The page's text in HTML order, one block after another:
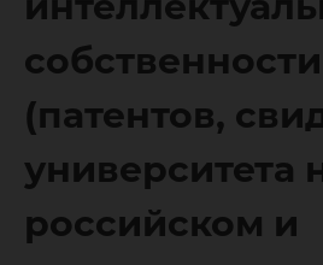
собственности
(патентов,
университета
российском и